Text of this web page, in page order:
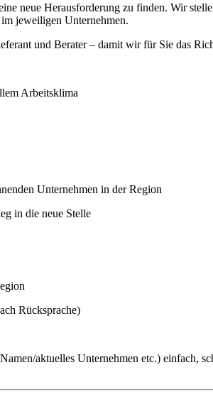
neue Herausforderung zu finden. Wir
jeweiligen Unternehmen.
und Berater – damit wir für Sie das
Arbeitsklima
Unternehmen in der Region
in die neue Stelle
Rücksprache)
aktuelles Unternehmen etc.) einfach,